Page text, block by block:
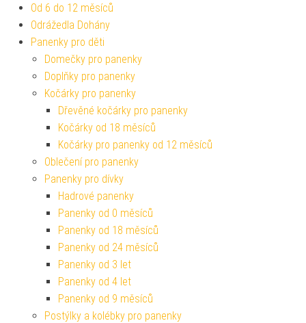
Od 6 do 12 měsíců
Odrážedla Dohány
Panenky pro děti
Domečky pro panenky
Doplňky pro panenky
Kočárky pro panenky
Dřevěné kočárky pro panenky
Kočárky od 18 měsíců
Kočárky pro panenky od 12 měsíců
Oblečení pro panenky
Panenky pro dívky
Hadrové panenky
Panenky od 0 měsíců
Panenky od 18 měsíců
Panenky od 24 měsíců
Panenky od 3 let
Panenky od 4 let
Panenky od 9 měsíců
Postýlky a kolébky pro panenky